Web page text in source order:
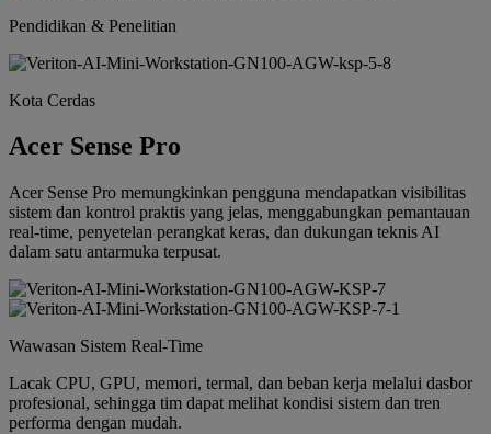
Pendidikan & Penelitian
Kota Cerdas
Acer Sense Pro
Acer Sense Pro memungkinkan pengguna mendapatkan visibilitas
sistem dan kontrol praktis yang jelas, menggabungkan pemantauan
real-time, penyetelan perangkat keras, dan dukungan teknis AI
dalam satu antarmuka terpusat.
Wawasan Sistem Real-Time
Lacak CPU, GPU, memori, termal, dan beban kerja melalui dasbor
profesional, sehingga tim dapat melihat kondisi sistem dan tren
performa dengan mudah.